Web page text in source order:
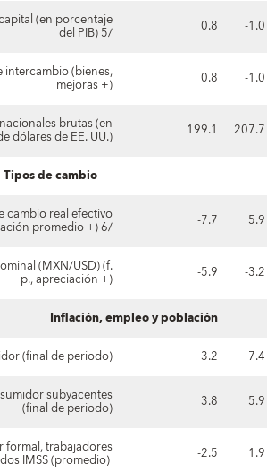
(en porcentaje
del PIB) 5/ 0.8 -1.0
intercambio (bienes,
mejoras +) 0.8 -1.0
brutas (en
dólares de EE. UU.) 199.1 207.7
Tipos de cambio
cambio real efectivo
promedio +) 6/ -7.7 5.9
(MXN/USD) (f.
p., apreciación +) -5.9 -3.2
Inflación, empleo y población
(final de periodo)
3.2
7.4
subyacentes
(final de periodo) 3.8 5.9
formal, trabajadores
IMSS (promedio) -2.5 1.9